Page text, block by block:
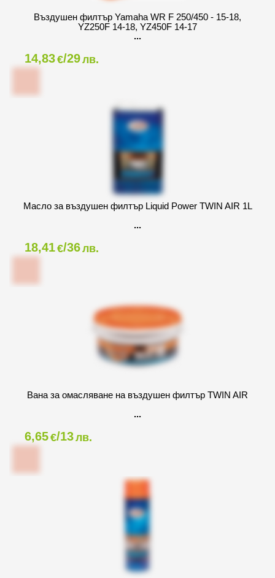
Въздушен филтър Yamaha WR F 250/450 - 15-18,
YZ250F 14-18, YZ450F 14-17
14,83€/29лв.
Масло за въздушен филтър Liquid Power TWIN AIR 1L
18,41€/36лв.
Вана за омасляване на въздушен филтър TWIN AIR
6,65€/13лв.